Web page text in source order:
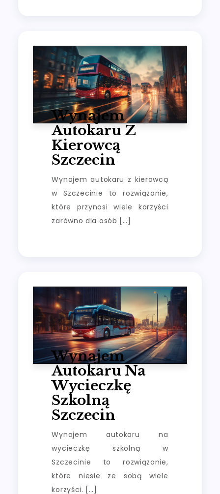
Wynajem
Autokaru Z
Kierowcą
Szczecin
Wynajem autokaru z kierowcą
w Szczecinie to rozwiązanie,
które przynosi wiele korzyści
zarówno dla osób […]
Wynajem
Autokaru Na
Wycieczkę
Szkolną
Szczecin
Wynajem autokaru na
wycieczkę szkolną w
Szczecinie to rozwiązanie,
które niesie ze sobą wiele
korzyści. […]